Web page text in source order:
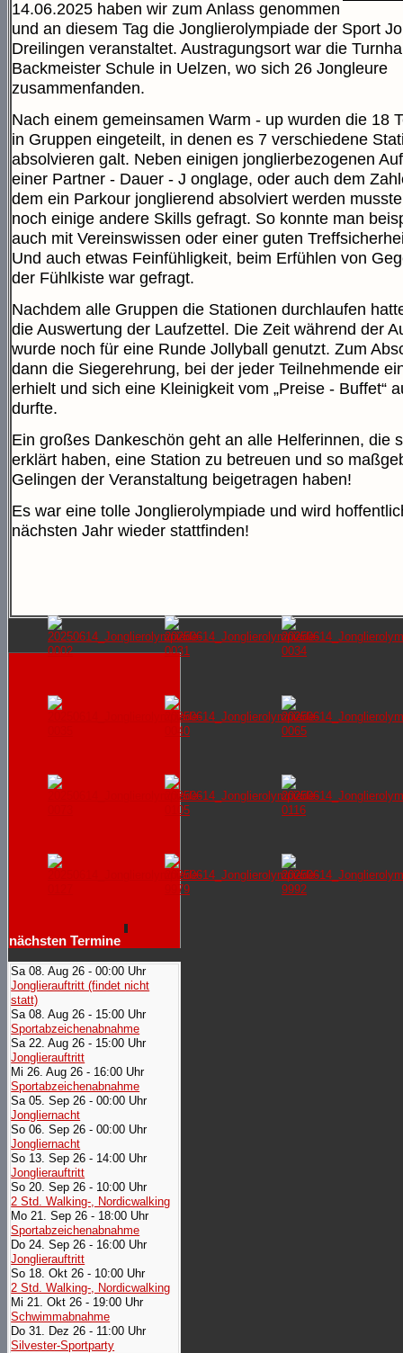
14.06.2025 haben wir zum Anlass genommen
und an diesem Tag die Jonglierolympiade der Sport
Dreilingen veranstaltet. Austragungsort war die
Backmeister Schule in Uelzen, wo sich 26 Jongleure
zusammenfanden.
Nach einem gemeinsamen Warm - up wurden die 18
in Gruppen eingeteilt, in denen es 7 verschiedene
absolvieren galt. Neben einigen jonglierbezogenen
einer Partner - Dauer - J onglage, oder auch dem
dem ein Parkour jonglierend absolviert werden
noch einige andere Skills gefragt. So konnte man
auch mit Vereinswissen oder einer guten
Und auch etwas Feinfühligkeit, beim Erfühlen von
der Fühlkiste war gefragt.
Nachdem alle Gruppen die Stationen durchlaufen
die Auswertung der Laufzettel. Die Zeit während der
wurde noch für eine Runde Jollyball genutzt. Zum
dann die Siegerehrung, bei der jeder Teilnehmende
erhielt und sich eine Kleinigkeit vom „Preise - Buffet“
durfte.
Ein großes Dankeschön geht an alle Helferinnen, die
erklärt haben, eine Station zu betreuen und so
Gelingen der Veranstaltung beigetragen haben!
Es war eine tolle Jonglierolympiade und wird
nächsten Jahr wieder stattfinden!
nächsten Termine
Sa 08. Aug 26 - 00:00 Uhr
Jonglierauftritt (findet nicht
statt)
Sa 08. Aug 26 - 15:00 Uhr
Sportabzeichenabnahme
Sa 22. Aug 26 - 15:00 Uhr
Jonglierauftritt
Mi 26. Aug 26 - 16:00 Uhr
Sportabzeichenabnahme
Sa 05. Sep 26 - 00:00 Uhr
Jongliernacht
So 06. Sep 26 - 00:00 Uhr
Jongliernacht
So 13. Sep 26 - 14:00 Uhr
Jonglierauftritt
So 20. Sep 26 - 10:00 Uhr
2 Std. Walking-, Nordicwalking
Mo 21. Sep 26 - 18:00 Uhr
Sportabzeichenabnahme
Do 24. Sep 26 - 16:00 Uhr
Jonglierauftritt
So 18. Okt 26 - 10:00 Uhr
2 Std. Walking-, Nordicwalking
Mi 21. Okt 26 - 19:00 Uhr
Schwimmabnahme
Do 31. Dez 26 - 11:00 Uhr
Silvester-Sportparty